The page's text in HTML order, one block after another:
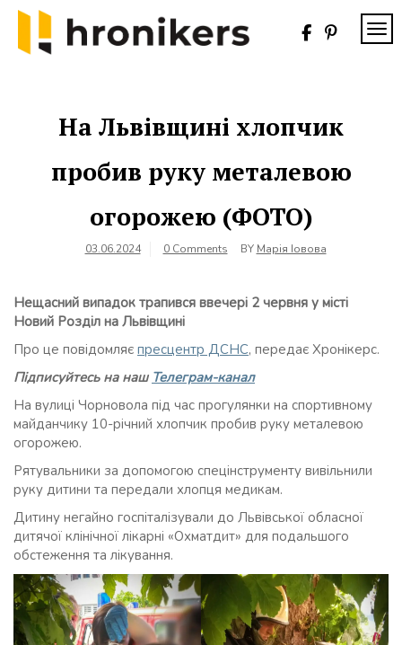
Skip
content
На Львівщині хлопчик
пробив руку металевою
огорожею (ФОТО)
03.06.2024 0 Comments BY Марія Іовова
Нещасний випадок трапився ввечері 2 червня у місті
Новий Розділ на Львівщині
Про це повідомляє пресцентр ДСНС, передає Хронікерс.
Підписуйтесь на наш Телеграм-канал
На вулиці Чорновола під час прогулянки на спортивному
майданчику 10-річний хлопчик пробив руку металевою
огорожею.
Рятувальники за допомогою спецінструменту вивільнили
руку дитини та передали хлопця медикам.
Дитину негайно госпіталізували до Львівської обласної
дитячої клінічної лікарні «Охматдит» для подальшого
обстеження та лікування.